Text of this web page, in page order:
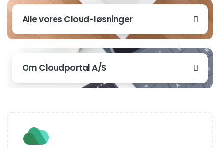
Alle vores Cloud-løsninger
Om Cloudportal A/S